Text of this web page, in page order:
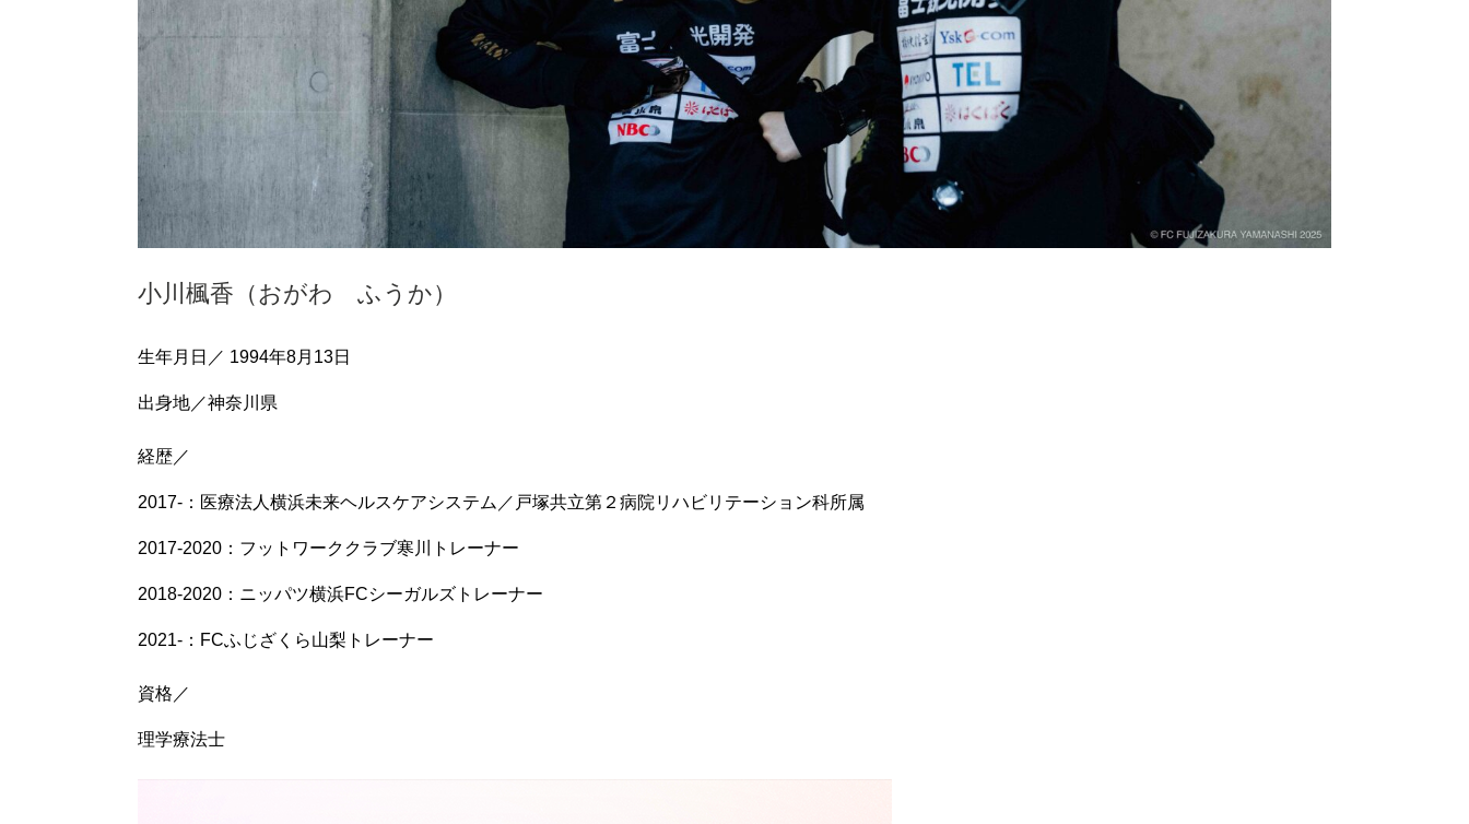
小川楓香（おがわ ふうか）
生年月日／ 1994年8月13日
出身地／神奈川県
経歴／
2017-：医療法人横浜未来ヘルスケアシステム／戸塚共立第２病院リハビリテーション科所属
2017-2020：フットワーククラブ寒川トレーナー
2018-2020：ニッパツ横浜FCシーガルズトレーナー
2021-：FCふじざくら山梨トレーナー
資格／
理学療法士